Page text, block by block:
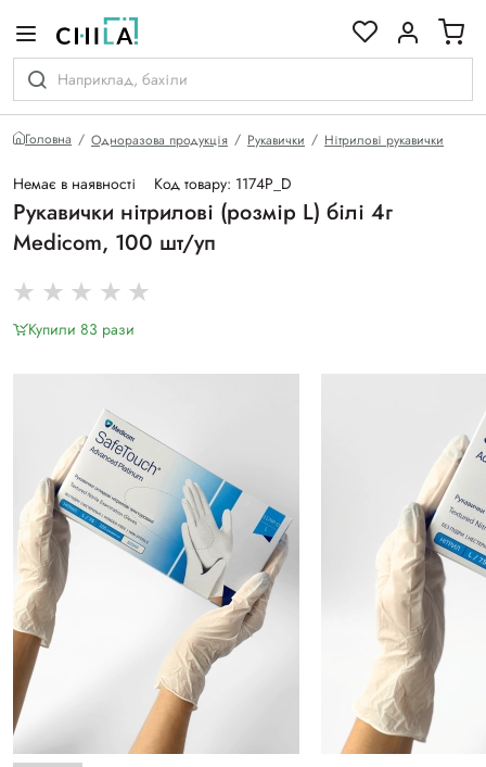
Головна Одноразова продукція Рукавички Нітрилові рукавички
Немає в наявності Код товару: 1174P_D
Рукавички нітрилові (розмір L) білі 4г
Medicom, 100 шт/уп
Купили 83 рази
гамі